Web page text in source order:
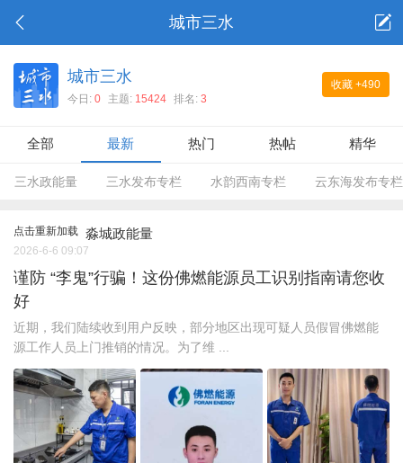
城市三水
收藏 +490
城市三水
今日: 0 主题: 15424 排名: 3
全部 最新 热门 热帖 精华
三水政能量 三水发布专栏 水韵西南专栏 云东海发布专栏
点击重新加载 淼城政能量
2026-6-6 09:07
谨防 “李鬼”行骗！这份佛燃能源员工识别指南请您收
好
近期，我们陆续收到用户反映，部分地区出现可疑人员假冒佛燃能
源工作人员上门推销的情况。为了维 ...